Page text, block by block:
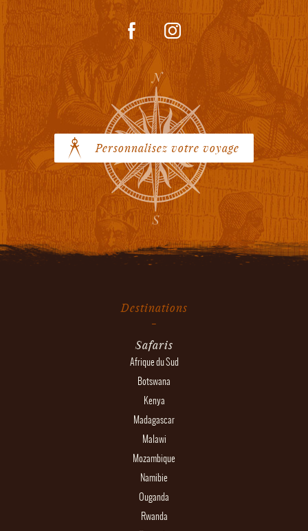
Personnalisez votre voyage
Destinations
Safaris
Afrique du Sud
Botswana
Kenya
Madagascar
Malawi
Mozambique
Namibie
Ouganda
Rwanda